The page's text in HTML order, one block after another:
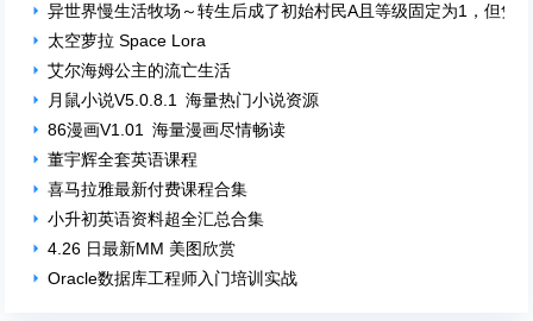
异世界慢生活牧场～转生后成了初始村民A且等级固定为1，但凭
太空萝拉 Space Lora
艾尔海姆公主的流亡生活
月鼠小说V5.0.8.1 海量热门小说资源
86漫画V1.01 海量漫画尽情畅读
董宇辉全套英语课程
喜马拉雅最新付费课程合集
小升初英语资料超全汇总合集
4.26 日最新MM 美图欣赏
Oracle数据库工程师入门培训实战